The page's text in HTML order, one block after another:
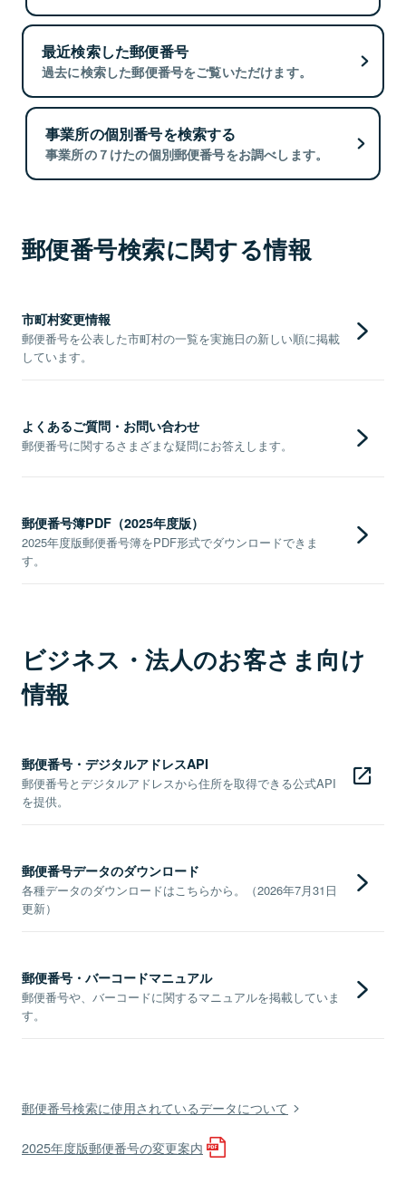
最近検索した郵便番号
過去に検索した郵便番号をご覧いただけます。
事業所の個別番号を検索する
事業所の７けたの個別郵便番号をお調べします。
郵便番号検索に関する情報
市町村変更情報
郵便番号を公表した市町村の一覧を実施日の新しい順に掲載
しています。
よくあるご質問・お問い合わせ
郵便番号に関するさまざまな疑問にお答えします。
郵便番号簿PDF（2025年度版）
2025年度版郵便番号簿をPDF形式でダウンロードできま
す。
ビジネス・法人のお客さま向け
情報
郵便番号・デジタルアドレスAPI
郵便番号とデジタルアドレスから住所を取得できる公式API
を提供。
郵便番号データのダウンロード
各種データのダウンロードはこちらから。（2026年7月31日
更新）
郵便番号・バーコードマニュアル
郵便番号や、バーコードに関するマニュアルを掲載していま
す。
郵便番号検索に使用されているデータについて
2025年度版郵便番号の変更案内